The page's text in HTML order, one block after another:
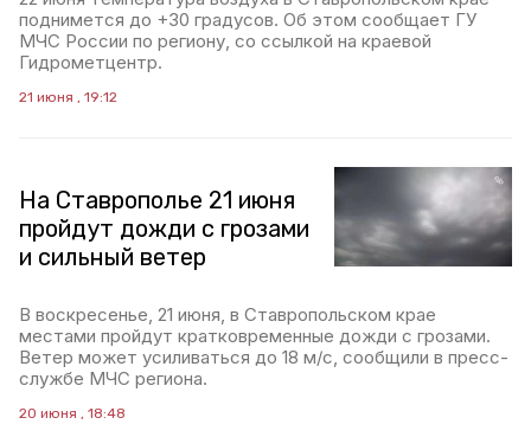
поднимется до +30 градусов. Об этом сообщает ГУ
МЧС России по региону, со ссылкой на краевой
Гидрометцентр.
21 июня , 19:12
На Ставрополье 21 июня
пройдут дожди с грозами
и сильный ветер
В воскресенье, 21 июня, в Ставропольском крае
местами пройдут кратковременные дожди с грозами.
Ветер может усиливаться до 18 м/с, сообщили в пресс-
службе МЧС региона.
20 июня , 18:48